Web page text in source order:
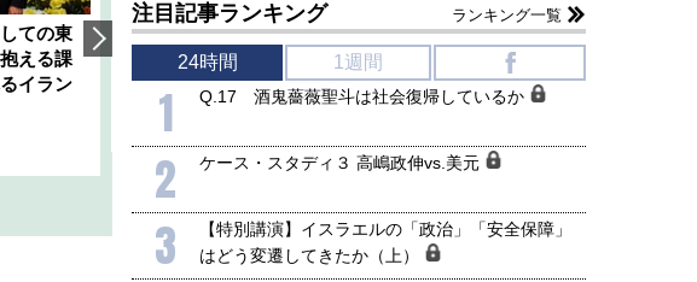
ての東
える課
イラン
韓国にも理解してほしい「極東
1905年体制」における日米韓安
全保障協力の意味
千々和泰明
2026年5月15日
ホルムズ海峡危機で加速したエ
ネルギー転換が「中国依存」に
行き着くリスク
小山堅
注目記事ランキング ランキング一覧
24時間 1週間
1 Q.17 酒鬼薔薇聖斗は社会復帰しているか
2 ケース・スタディ３ 高嶋政伸vs.美元
3
【特別講演】イスラエルの「政治」「安全保障」
はどう変遷してきたか（上）